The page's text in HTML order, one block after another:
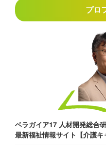
プロ
ベラガイア17 人材開発総合
最新福祉情報サイト【介護